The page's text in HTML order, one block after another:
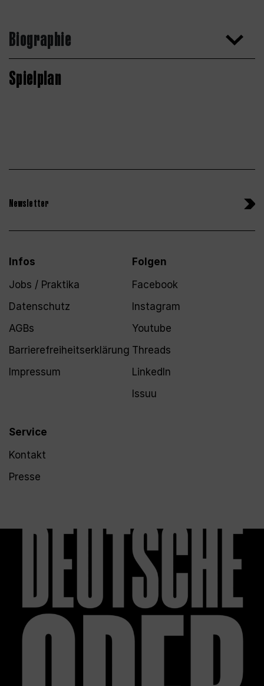
Biographie
Spielplan
Newsletter
Infos
Jobs / Praktika
Datenschutz
AGBs
Barrierefreiheitserklärung
Impressum
Service
Kontakt
Presse
Folgen
Facebook
Instagram
Youtube
Threads
LinkedIn
Issuu